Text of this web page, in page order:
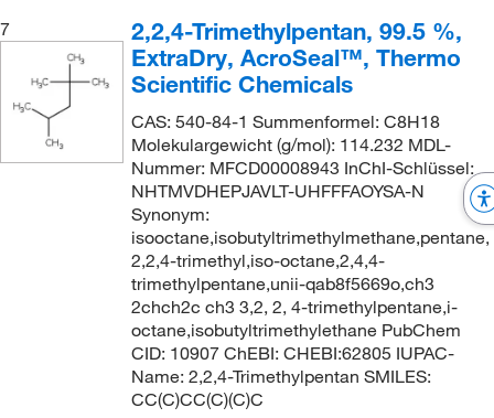
7
2,2,4-Trimethylpentan, 99.5 %,
ExtraDry, AcroSeal™, Thermo
Scientific Chemicals
CAS: 540-84-1 Summenformel: C8H18
Molekulargewicht (g/mol): 114.232 MDL-
Nummer: MFCD00008943 InChI-Schlüssel:
NHTMVDHEPJAVLT-UHFFFAOYSA-N
Synonym:
isooctane,isobutyltrimethylmethane,pentane,
2,2,4-trimethyl,iso-octane,2,4,4-
trimethylpentane,unii-qab8f5669o,ch3
2chch2c ch3 3,2, 2, 4-trimethylpentane,i-
octane,isobutyltrimethylethane PubChem
CID: 10907 ChEBI: CHEBI:62805 IUPAC-
Name: 2,2,4-Trimethylpentan SMILES:
CC(C)CC(C)(C)C